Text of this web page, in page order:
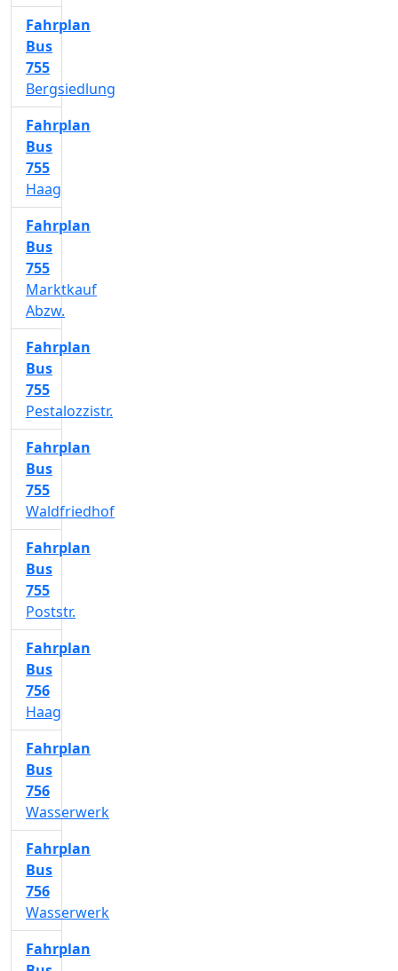
Fahrplan
Bus
755
Bergsiedlung
Fahrplan
Bus
755
Haag
Fahrplan
Bus
755
Marktkauf
Abzw.
Fahrplan
Bus
755
Pestalozzistr.
Fahrplan
Bus
755
Waldfriedhof
Fahrplan
Bus
755
Poststr.
Fahrplan
Bus
756
Haag
Fahrplan
Bus
756
Wasserwerk
Fahrplan
Bus
756
Wasserwerk
Fahrplan